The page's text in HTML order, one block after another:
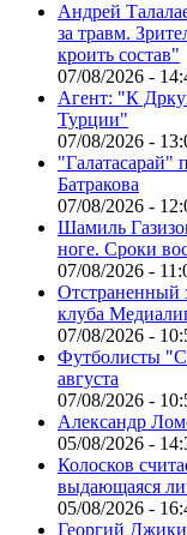
Андрей
за травм.
кроить состав"
07/08/2026 -
Агент: "К
Турции"
07/08/2026 -
"Галатасарай"
Батракова
07/08/2026 -
Шамиль
ноге. Сроки
07/08/2026 -
Отстраненный
клуба
07/08/2026 -
Футболисты
августа
07/08/2026 -
Александр
05/08/2026 -
Колосков
выдающаяся
05/08/2026 -
Георгий